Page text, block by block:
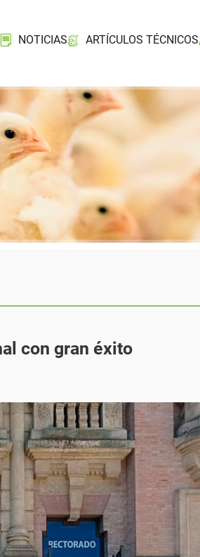
NOTICIAS ARTÍCULOS TÉCNICOS
con gran éxito